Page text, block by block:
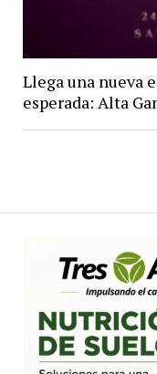
Llega una nueva
esperada: Alta